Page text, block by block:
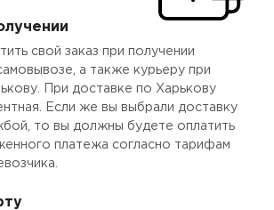
свой заказ при получении
а также курьеру при
При доставке по Харькову
Если же вы выбрали доставку
то вы должны будете оплатить
платежа согласно тарифам